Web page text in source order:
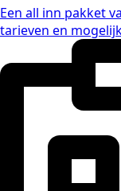
Een all inn pakket
tarieven en